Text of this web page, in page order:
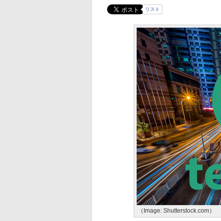
リスト
（Image: Shutterstock.com）